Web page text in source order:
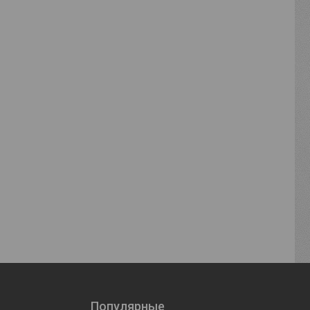
Популярные